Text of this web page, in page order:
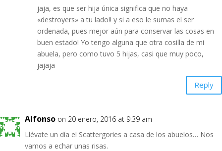
jaja, es que ser hija única significa que no haya
«destroyers» a tu lado!! y si a eso le sumas el ser
ordenada, pues mejor aún para conservar las cosas en
buen estado! Yo tengo alguna que otra cosilla de mi
abuela, pero como tuvo 5 hijas, casi que muy poco,
jajaja
Reply
Alfonso on 20 enero, 2016 at 9:39 am
Llévate un día el Scattergories a casa de los abuelos… Nos
vamos a echar unas risas.